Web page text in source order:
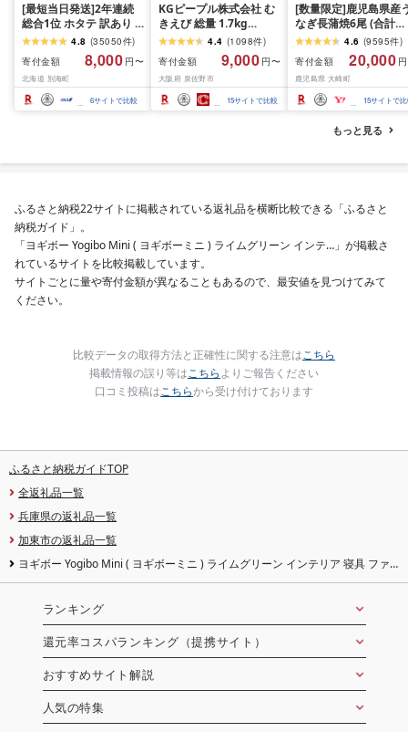
[最短当日発送]2年連続
総合1位 ホタテ 訳あり (
ふるさと納税 ほたて ふ
るさと納税 訳あり 帆立
ふるさと わけあり ホタ
テ貝柱 貝 人気 不揃い 刺
身 規格外 魚介 ランキン
グ 海鮮 冷凍 発送時期が
4.8 (35050件)
寄付金額
8,000 円〜
北海道 別海町
6サイトで比較
KGピープル株式会社 む
きえび 総量 1.7kg
(850g×2P) 特大 5Lサイ
ズ バナメイエビ バラ凍
結 下処理不要 サイズ不
揃い 訳あり
4.4 (1098件)
寄付金額
9,000 円〜
大阪府 泉佐野市
15サイトで比較
[数量限定]鹿児島県産
なぎ長蒲焼6尾 (合計
600g以上)4.6 (9595件)
寄付金額
20,000
鹿児島県 大崎町
15サイトで
もっと見る
ふるさと納税22サイトに掲載されている返礼品を横断比較できる「ふるさと
納税ガイド」。
「ヨギボー Yogibo Mini ( ヨギボーミニ ) ライムグリーン インテ…」が掲載さ
れているサイトを比較掲載しています。
サイトごとに量や寄付金額が異なることもあるので、最安値を見つけてみて
ください。
比較データの取得方法と正確性に関する注意はこちら
掲載情報の誤り等はこちらよりご報告ください
口コミ投稿はこちらから受け付けております
ふるさと納税ガイドTOP
全返礼品一覧
兵庫県の返礼品一覧
加東市の返礼品一覧
ヨギボー Yogibo Mini ( ヨギボーミニ ) ライムグリーン インテリア 寝具 ファ
ランキング
還元率コスパランキング（提携サイト）
おすすめサイト解説
人気の特集